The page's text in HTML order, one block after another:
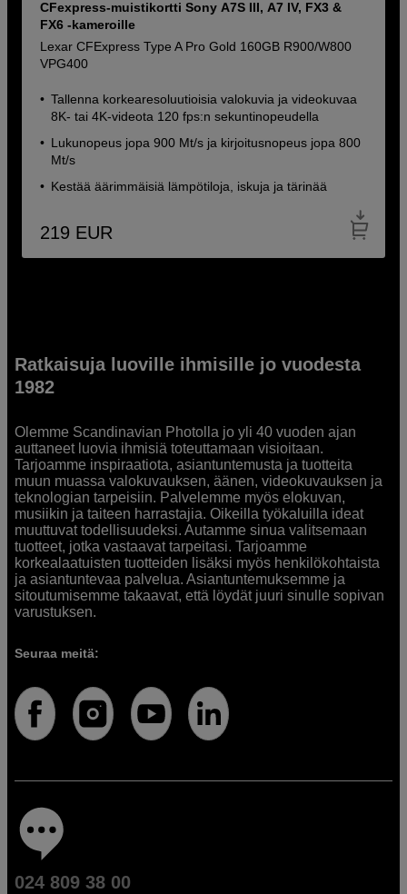
CFexpress-muistikortti Sony A7S III, A7 IV, FX3 &
FX6 -kameroille
Lexar CFExpress Type A Pro Gold 160GB R900/W800
VPG400
Tallenna korkearesoluutioisia valokuvia ja videokuvaa
8K- tai 4K-videota 120 fps:n sekuntinopeudella
Lukunopeus jopa 900 Mt/s ja kirjoitusnopeus jopa 800
Mt/s
Kestää äärimmäisiä lämpötiloja, iskuja ja tärinää
219 EUR
Ratkaisuja luoville ihmisille jo vuodesta
1982
Olemme Scandinavian Photolla jo yli 40 vuoden ajan
auttaneet luovia ihmisiä toteuttamaan visioitaan.
Tarjoamme inspiraatiota, asiantuntemusta ja tuotteita
muun muassa valokuvauksen, äänen, videokuvauksen ja
teknologian tarpeisiin. Palvelemme myös elokuvan,
musiikin ja taiteen harrastajia. Oikeilla työkaluilla ideat
muuttuvat todellisuudeksi. Autamme sinua valitsemaan
tuotteet, jotka vastaavat tarpeitasi. Tarjoamme
korkealaatuisten tuotteiden lisäksi myös henkilökohtaista
ja asiantuntevaa palvelua. Asiantuntemuksemme ja
sitoutumisemme takaavat, että löydät juuri sinulle sopivan
varustuksen.
Seuraa meitä:
024 809 38 00